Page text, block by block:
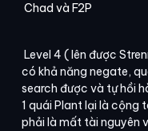
Chad và F2P
Level 4 ( lên được
có khả năng negate,
search được và tự hồi
1 quái Plant lại là cộng
phải là mất tài nguyên